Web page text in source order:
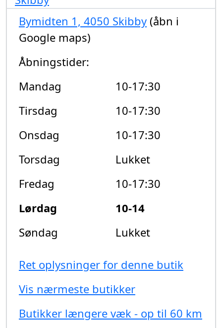
Bymidten 1, 4050 Skibby (åbn i
Google maps)
Åbningstider:
Mandag
10-17:30
Tirsdag
10-17:30
Onsdag
10-17:30
Torsdag
Lukket
Fredag
10-17:30
Lørdag
10-14
Søndag
Lukket
Ret oplysninger for denne butik
Vis nærmeste butikker
Butikker længere væk - op til 60 km